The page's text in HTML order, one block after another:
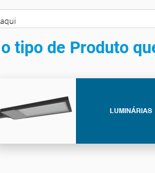
tipo de Produto
LUMINÁRIAS